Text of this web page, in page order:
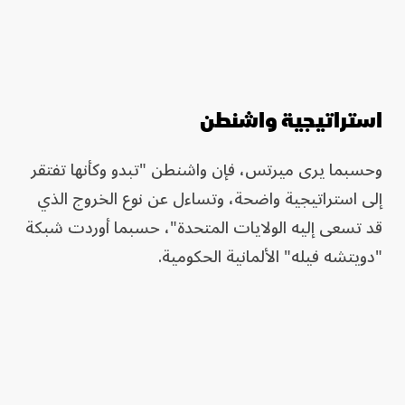
استراتيجية واشنطن
وحسبما يرى ميرتس، فإن واشنطن "تبدو وكأنها تفتقر
إلى استراتيجية واضحة، وتساءل عن نوع الخروج الذي
قد تسعى إليه الولايات المتحدة"، حسبما أوردت شبكة
"دويتشه فيله" الألمانية الحكومية.